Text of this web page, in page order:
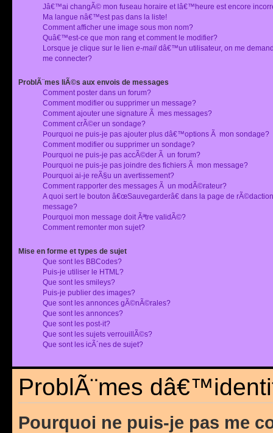
Jâ€™ai changÃ© mon fuseau horaire et lâ€™heure est encore
Ma langue nâ€™est pas dans la liste!
Comment afficher une image sous mon nom?
Quâ€™est-ce que mon rang et comment le modifier?
Lorsque je clique sur le lien e-mail dâ€™un utilisateur, on me
me connecter?
ProblÃ¨mes liÃ©s aux envois de messages
Comment poster dans un forum?
Comment modifier ou supprimer un message?
Comment ajouter une signature Ã mes messages?
Comment crÃ©er un sondage?
Pourquoi ne puis-je pas ajouter plus dâ€™options Ã mon sondage?
Comment modifier ou supprimer un sondage?
Pourquoi ne puis-je pas accÃ©der Ã un forum?
Pourquoi ne puis-je pas joindre des fichiers Ã mon message?
Pourquoi ai-je reÃ§u un avertissement?
Comment rapporter des messages Ã un modÃ©rateur?
A quoi sert le bouton â€œSauvegarderâ€ dans la page de
message?
Pourquoi mon message doit Ãªtre validÃ©?
Comment remonter mon sujet?
Mise en forme et types de sujet
Que sont les BBCodes?
Puis-je utiliser le HTML?
Que sont les smileys?
Puis-je publier des images?
Que sont les annonces gÃ©nÃ©rales?
Que sont les annonces?
Que sont les post-it?
Que sont les sujets verrouillÃ©s?
Que sont les icÃ´nes de sujet?
ProblÃ¨mes
Pourquoi ne puis-je pas me